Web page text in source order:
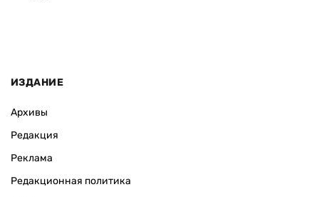
ИЗДАНИЕ
Архивы
Редакция
Реклама
Редакционная политика